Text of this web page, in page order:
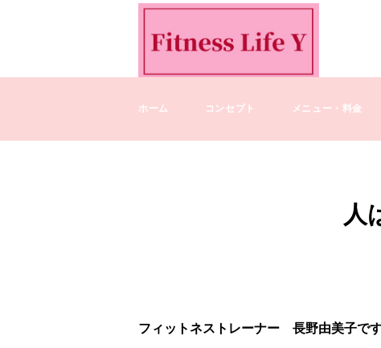
ホーム コンセプト メニュー・料金
人
フィットネストレーナー 長野由美子です